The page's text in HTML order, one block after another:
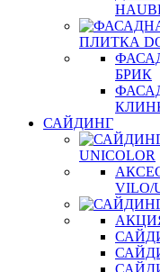
ПЛИТКА
БРИК
САЙДИНГ
UNICOLOR
VILO/